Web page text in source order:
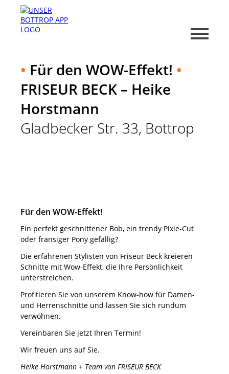
• Für den WOW-Effekt! •
FRISEUR BECK – Heike
Horstmann
Gladbecker Str. 33, Bottrop
Für den WOW-Effekt!
Ein perfekt geschnittener Bob, ein trendy Pixie-Cut
oder fransiger Pony gefällig?
Die erfahrenen Stylisten von Friseur Beck kreieren
Schnitte mit Wow-Effekt, die Ihre Persönlichkeit
unterstreichen.
Profitieren Sie von unserem Know-how für Damen-
und Herrenschnitte und lassen Sie sich rundum
verwöhnen.
Vereinbaren Sie jetzt Ihren Termin!
Wir freuen uns auf Sie.
Heike Horstmann + Team von FRISEUR BECK